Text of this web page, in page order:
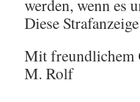
werden, wenn es
Diese
Mit freundlichem
M. Rolf